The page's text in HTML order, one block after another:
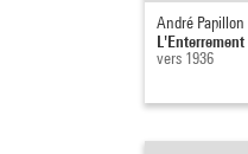
André Papillon
L'Enterrement
vers 1936